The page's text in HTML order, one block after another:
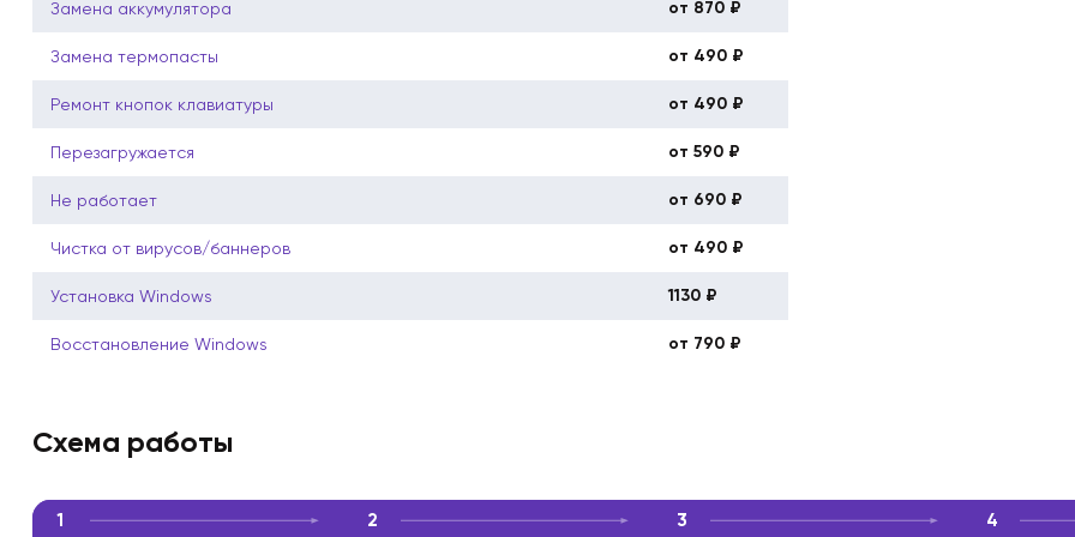
Замена аккумулятора от 870 ₽
Замена термопасты от 490 ₽
Ремонт кнопок клавиатуры от 490 ₽
Перезагружается от 590 ₽
Не работает от 690 ₽
Чистка от вирусов/баннеров от 490 ₽
Установка Windows 1130 ₽
Восстановление Windows от 790 ₽
Схема работы
1 2 3 4